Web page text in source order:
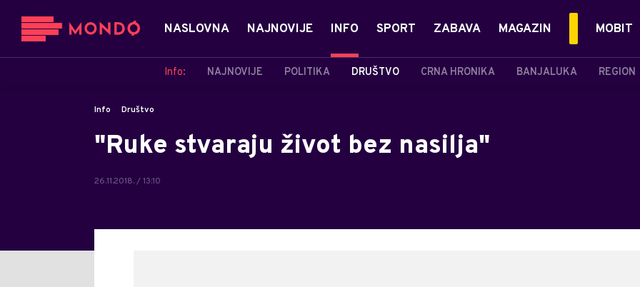
NASLOVNA NAJNOVIJE INFO
Info: NAJNOVIJE POLITIKA DRUŠTVO CRNA HRONIKA BANJALUKA REGION
SPORT ZABAVA MAGAZIN MOBIT
Info Društvo
"Ruke stvaraju život bez nasilja"
26.11.2018. / 13:10